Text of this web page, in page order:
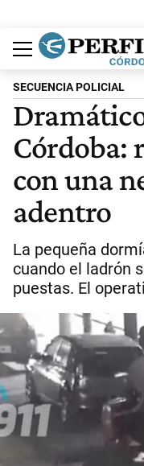
Política
Economía
Judiciales
Sociedad
Cultura
Espectáculos
Deportes
Protagonistas
SECUENCIA POLICIAL
Córdoba:
con una
adentro
La pequeña
cuando el ladrón
puestas. El